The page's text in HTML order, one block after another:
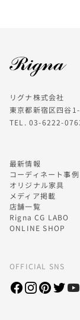
リグナ株式会社
東京都新宿区四谷
TEL. 03-6222-
最新情報
コーディネート事例
オリジナル家具
メディア掲載
店舗一覧
Rigna CG LABO
ONLINE SHOP
OFFICIAL SNS